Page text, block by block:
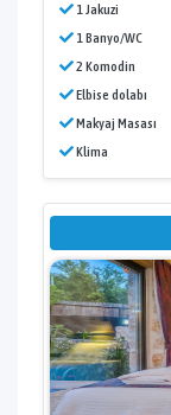
1 Jakuzi
1 Banyo/WC
2 Komodin
Elbise dolabı
Makyaj Masası
Klima